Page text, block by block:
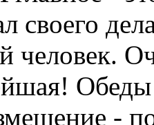
своего
человек.
-